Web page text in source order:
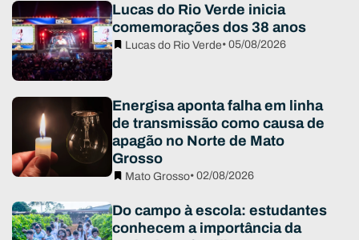
Lucas do Rio Verde inicia
comemorações dos 38 anos
Lucas do Rio Verde• 05/08/2026
Energisa aponta falha em linha
de transmissão como causa de
apagão no Norte de Mato
Grosso
Mato Grosso• 02/08/2026
Do campo à escola: estudantes
conhecem a importância da